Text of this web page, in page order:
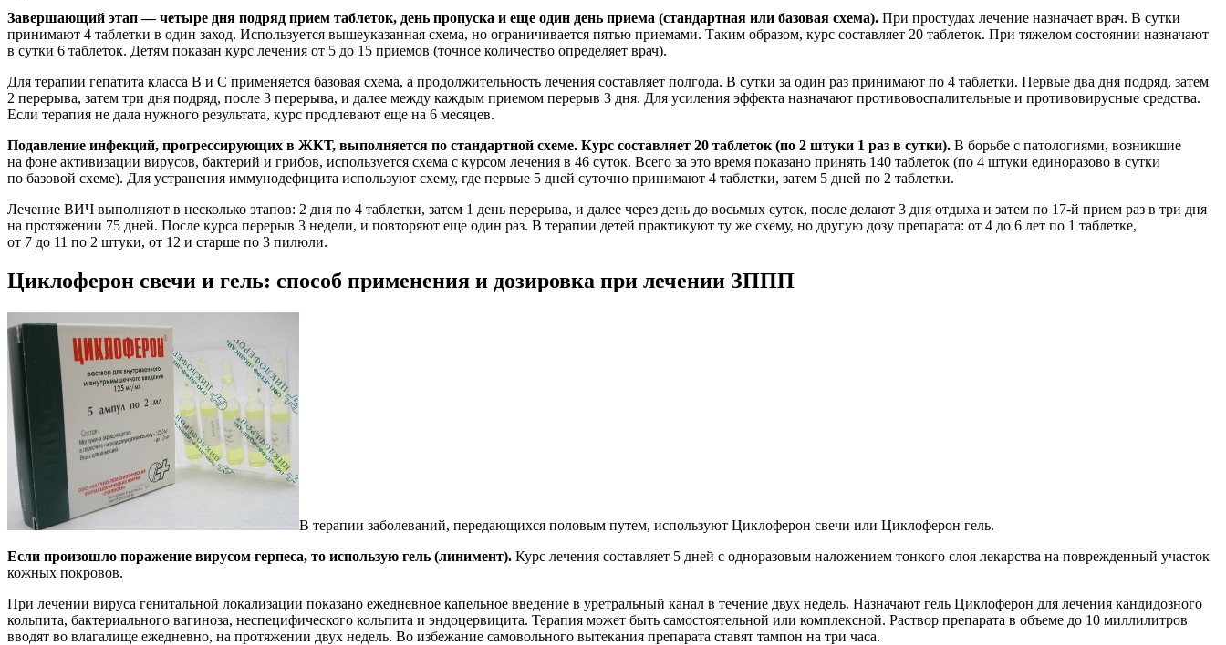
Завершающий этап — четыре дня подряд прием таблеток, день пропуска и еще один день приема (стандартная или базовая схема). При простудах лечение назначает врач. В сутки
принимают 4 таблетки в один заход. Используется вышеуказанная схема, но ограничивается пятью приемами. Таким образом, курс составляет 20 таблеток. При тяжелом состоянии назначают
в сутки 6 таблеток. Детям показан курс лечения от 5 до 15 приемов (точное количество определяет врач).
Для терапии гепатита класса В и С применяется базовая схема, а продолжительность лечения составляет полгода. В сутки за один раз принимают по 4 таблетки. Первые два дня подряд, затем
2 перерыва, затем три дня подряд, после 3 перерыва, и далее между каждым приемом перерыв 3 дня. Для усиления эффекта назначают противовоспалительные и противовирусные средства.
Если терапия не дала нужного результата, курс продлевают еще на 6 месяцев.
Подавление инфекций, прогрессирующих в ЖКТ, выполняется по стандартной схеме. Курс составляет 20 таблеток (по 2 штуки 1 раз в сутки). В борьбе с патологиями, возникшие
на фоне активизации вирусов, бактерий и грибов, используется схема с курсом лечения в 46 суток. Всего за это время показано принять 140 таблеток (по 4 штуки единоразово в сутки
по базовой схеме). Для устранения иммунодефицита используют схему, где первые 5 дней суточно принимают 4 таблетки, затем 5 дней по 2 таблетки.
Лечение ВИЧ выполняют в несколько этапов: 2 дня по 4 таблетки, затем 1 день перерыва, и далее через день до восьмых суток, после делают 3 дня отдыха и затем по 17-й прием раз в три дня
на протяжении 75 дней. После курса перерыв 3 недели, и повторяют еще один раз. В терапии детей практикуют ту же схему, но другую дозу препарата: от 4 до 6 лет по 1 таблетке,
от 7 до 11 по 2 штуки, от 12 и старше по 3 пилюли.
Циклоферон свечи и гель: способ применения и дозировка при лечении ЗППП
В терапии заболеваний, передающихся половым путем, используют Циклоферон свечи или Циклоферон гель.
Если произошло поражение вирусом герпеса, то использую гель (линимент). Курс лечения составляет 5 дней с одноразовым наложением тонкого слоя лекарства на поврежденный участок
кожных покровов.
При лечении вируса генитальной локализации показано ежедневное капельное введение в уретральный канал в течение двух недель. Назначают гель Циклоферон для лечения кандидозного
кольпита, бактериального вагиноза, неспецифического кольпита и эндоцервицита. Терапия может быть самостоятельной или комплексной. Раствор препарата в объеме до 10 миллилитров
вводят во влагалище ежедневно, на протяжении двух недель. Во избежание самовольного вытекания препарата ставят тампон на три часа.